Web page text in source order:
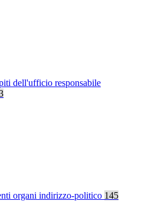
dell'ufficio responsabile
organi indirizzo-politico 145